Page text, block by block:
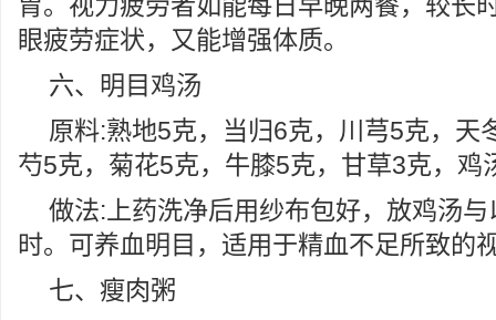
眼疲劳症状，又能增强体质。
六、明目鸡汤
原料:熟地5克，当归6克，川芎5克，天
芍5克，菊花5克，牛膝5克，甘草3克，鸡
做法:上药洗净后用纱布包好，放鸡汤
时。可养血明目，适用于精血不足所致的
七、瘦肉粥